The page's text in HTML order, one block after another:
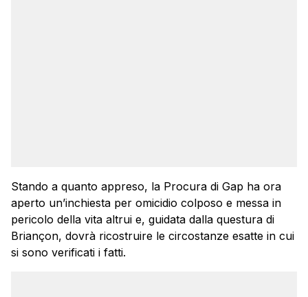
Stando a quanto appreso, la Procura di Gap ha ora
aperto un’inchiesta per omicidio colposo e messa in
pericolo della vita altrui e, guidata dalla questura di
Briançon, dovrà ricostruire le circostanze esatte in cui
si sono verificati i fatti.